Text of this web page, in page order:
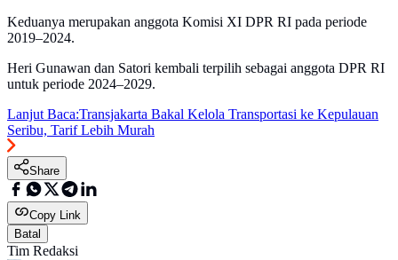
Keduanya merupakan anggota Komisi XI DPR RI pada periode
2019–2024.
Heri Gunawan dan Satori kembali terpilih sebagai anggota DPR RI
untuk periode 2024–2029.
Lanjut Baca:Transjakarta Bakal Kelola Transportasi ke Kepulauan
Seribu, Tarif Lebih Murah
Share
Copy Link
Batal
Tim Redaksi